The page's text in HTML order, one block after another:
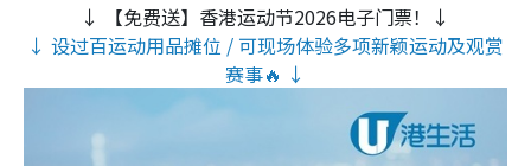
↓ 【免费送】香港运动节2026电子门票！↓
↓ 设过百运动用品摊位 / 可现场体验多项新颖运动及观赏
赛事🔥 ↓